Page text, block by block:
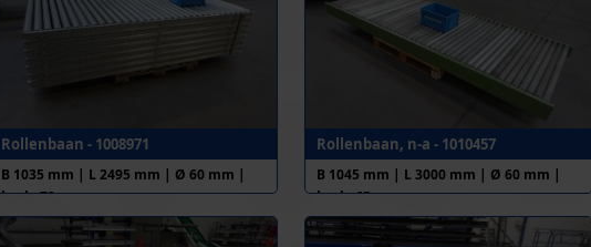
Rollenbaan - 1008971
B 1035 mm | L 2495 mm | Ø 60 mm |
h.o.h. 78 mm
Rollenbaan, n-a - 1010457
B 1045 mm | L 3000 mm | Ø 60 mm |
h.o.h. 65 mm